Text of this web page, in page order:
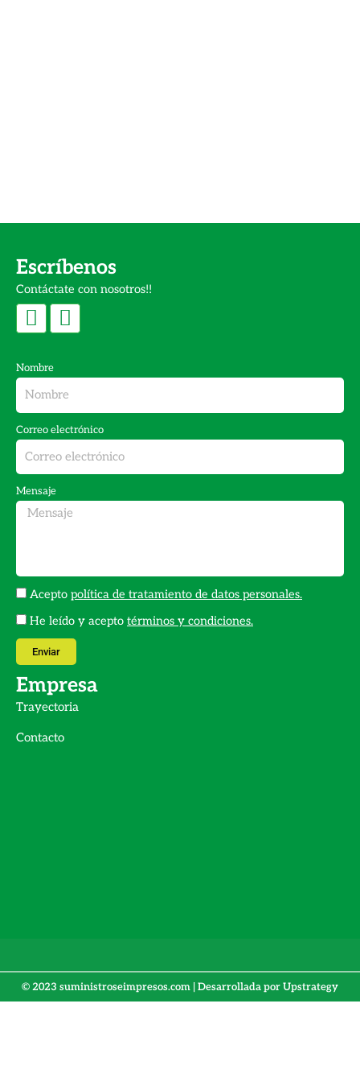
Escríbenos
Contáctate con nosotros!!
F
c
e
b
o
o
k
I
s
t
a
g
r
a
m
Nombre
Correo electrónico
Mensaje
Acepto política de tratamiento de datos personales.
He leído y acepto términos y condiciones.
Enviar
Empresa
Trayectoria
Contacto
© 2023 suministroseimpresos.com | Desarrollada porUpstrategy